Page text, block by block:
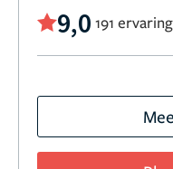
9,0 191